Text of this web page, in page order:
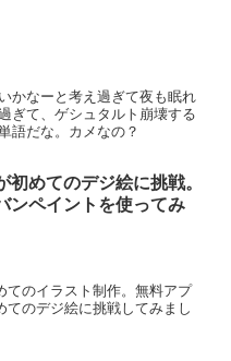
かなーと考え過ぎて夜も眠れ
ぎて、ゲシュタルト崩壊する
語だな。カメなの？
初めてのデジ絵に挑戦。
ンペイントを使ってみ
てのイラスト制作。無料アプ
てのデジ絵に挑戦してみまし